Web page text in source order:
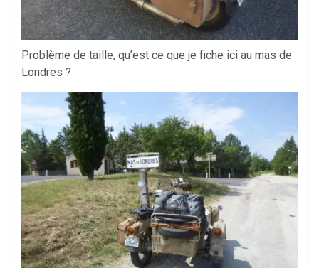
Problème de taille, qu’est ce que je fiche ici au mas de
Londres ?